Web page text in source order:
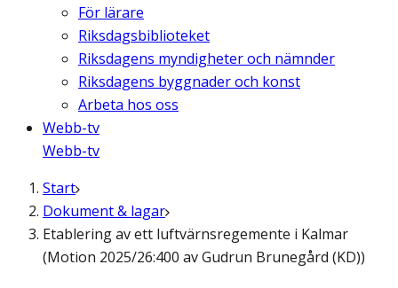
För lärare
Riksdagsbiblioteket
Riksdagens myndigheter och nämnder
Riksdagens byggnader och konst
Arbeta hos oss
Webb-tv
Webb-tv
Start
Dokument & lagar
Etablering av ett luftvärnsregemente i Kalmar
(Motion 2025/26:400 av Gudrun Brunegård (KD))